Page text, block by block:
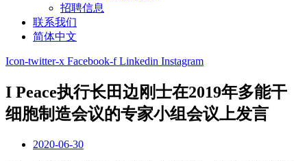
招聘信息
联系我们
简体中文
Icon-twitter-x Facebook-f Linkedin Instagram
I Peace执行长田边刚士在2019年多能干
细胞制造会议的专家小组会议上发言
2020-06-30